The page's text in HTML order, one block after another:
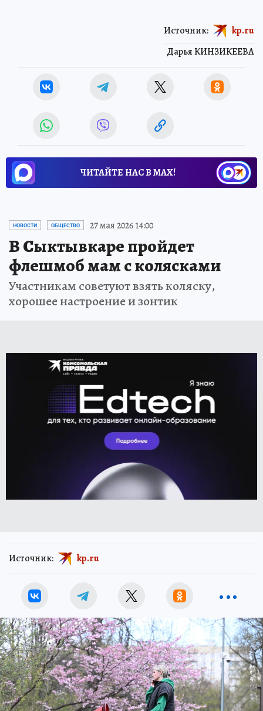
Дарья КИНЗИКЕЕВА
Источник: kp.ru
ЧИТАЙТЕ НАС В МАХ!
НОВОСТИ ОБЩЕСТВО 27 мая 2026 14:00
В Сыктывкаре пройдет
флешмоб мам с колясками
Участникам советуют взять коляску,
хорошее настроение и зонтик
Источник: kp.ru